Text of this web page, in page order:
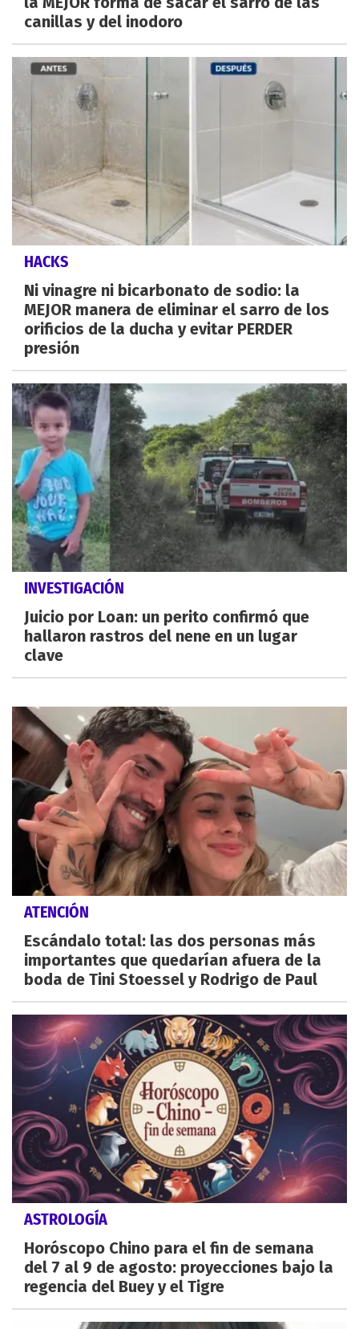
canillas y del inodoro
HACKS
Ni vinagre ni bicarbonato de sodio: la
MEJOR manera de eliminar el sarro de los
orificios de la ducha y evitar PERDER
presión
INVESTIGACIÓN
Juicio por Loan: un perito confirmó que
hallaron rastros del nene en un lugar
clave
ATENCIÓN
Escándalo total: las dos personas más
importantes que quedarían afuera de la
boda de Tini Stoessel y Rodrigo de Paul
ASTROLOGÍA
Horóscopo Chino para el fin de semana
del 7 al 9 de agosto: proyecciones bajo la
regencia del Buey y el Tigre